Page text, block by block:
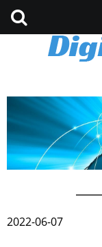
2022-06-07